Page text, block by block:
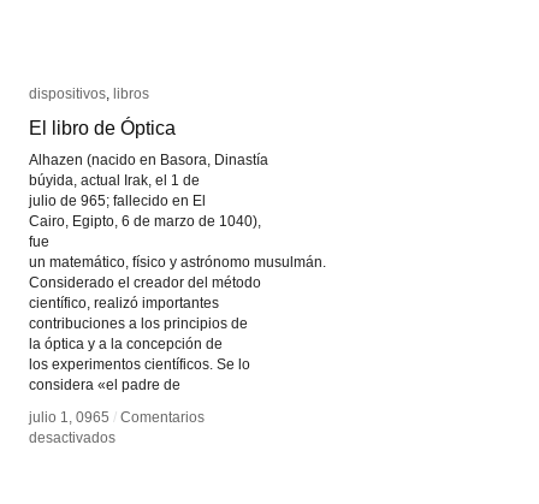
dispositivos libros
El libro de Óptica
Alhazen (nacido en Basora, Dinastía
búyida, actual Irak, el 1 de
julio de 965; fallecido en El
Cairo, Egipto, 6 de marzo de 1040),
fue
un matemático, físico y astrónomo musulmán.
Considerado el creador del método
científico, realizó importantes
contribuciones a los principios de
la óptica y a la concepción de
los experimentos científicos. Se lo
considera «el padre de
julio 1, 0965 / Comentarios
desactivadosen
dispositivos libros
El libro de Óptica
julio 1, 0965 Comentarios desactivados